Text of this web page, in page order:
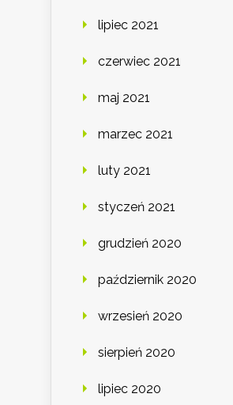
lipiec 2021
czerwiec 2021
maj 2021
marzec 2021
luty 2021
styczeń 2021
grudzień 2020
październik 2020
wrzesień 2020
sierpień 2020
lipiec 2020